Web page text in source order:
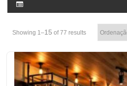
Showing 1–15 of 77 results